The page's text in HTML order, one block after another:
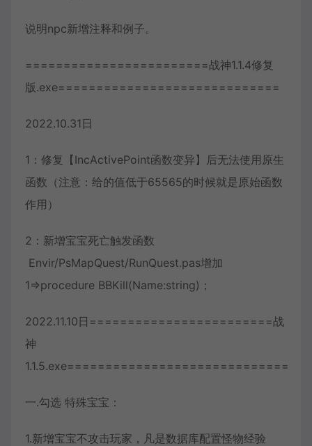
说明npc新增注释和例子。
========================战神1.1.4修复
版.exe=============================
2022.10.31日
1：修复【IncActivePoint函数变异】后无法使用原生
函数（注意：给的值低于65565的时候就是原始函数
作用）
2：新增宝宝死亡触发函数
Envir/PsMapQuest/RunQuest.pas增加
1=>procedure BBKill(Name:string)；
2022.11.10日========================战
神
1.1.5.exe=============================
一.勾选 特殊宝宝：
1.新增宝宝不攻击玩家，凡是数据库配置怪物经验